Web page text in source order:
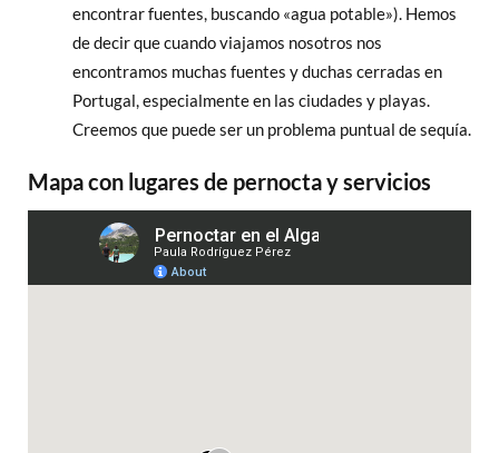
encontrar fuentes, buscando «agua potable»). Hemos
de decir que cuando viajamos nosotros nos
encontramos muchas fuentes y duchas cerradas en
Portugal, especialmente en las ciudades y playas.
Creemos que puede ser un problema puntual de sequía.
Mapa con lugares de pernocta y servicios